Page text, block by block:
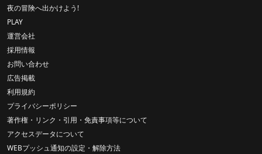
夜の冒険へ出かけよう!
PLAY
運営会社
採用情報
お問い合わせ
広告掲載
利用規約
プライバシーポリシー
著作権・リンク・引用・免責事項等について
アクセスデータについて
WEBプッシュ通知の設定・解除方法